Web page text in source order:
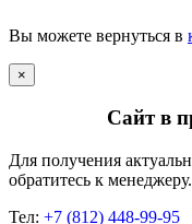
Вы можете вернуться в
×
Сайт в
Для получения
обратитесь к менеджеру.
Тел: +7 (812) 448-99-95